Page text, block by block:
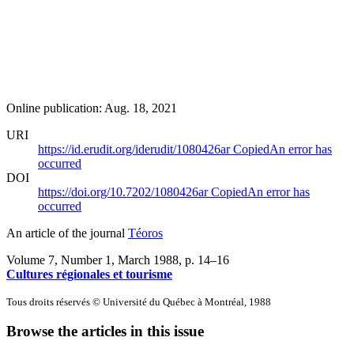
Online publication: Aug. 18, 2021
URI
https://id.erudit.org/iderudit/1080426arCopiedAn error has
occurred
DOI
https://doi.org/10.7202/1080426arCopiedAn error has
occurred
An article of the journal Téoros
Volume 7, Number 1, March 1988, p. 14–16
Cultures régionales et tourisme
Tous droits réservés © Université du Québec à Montréal, 1988
Browse the articles in this issue